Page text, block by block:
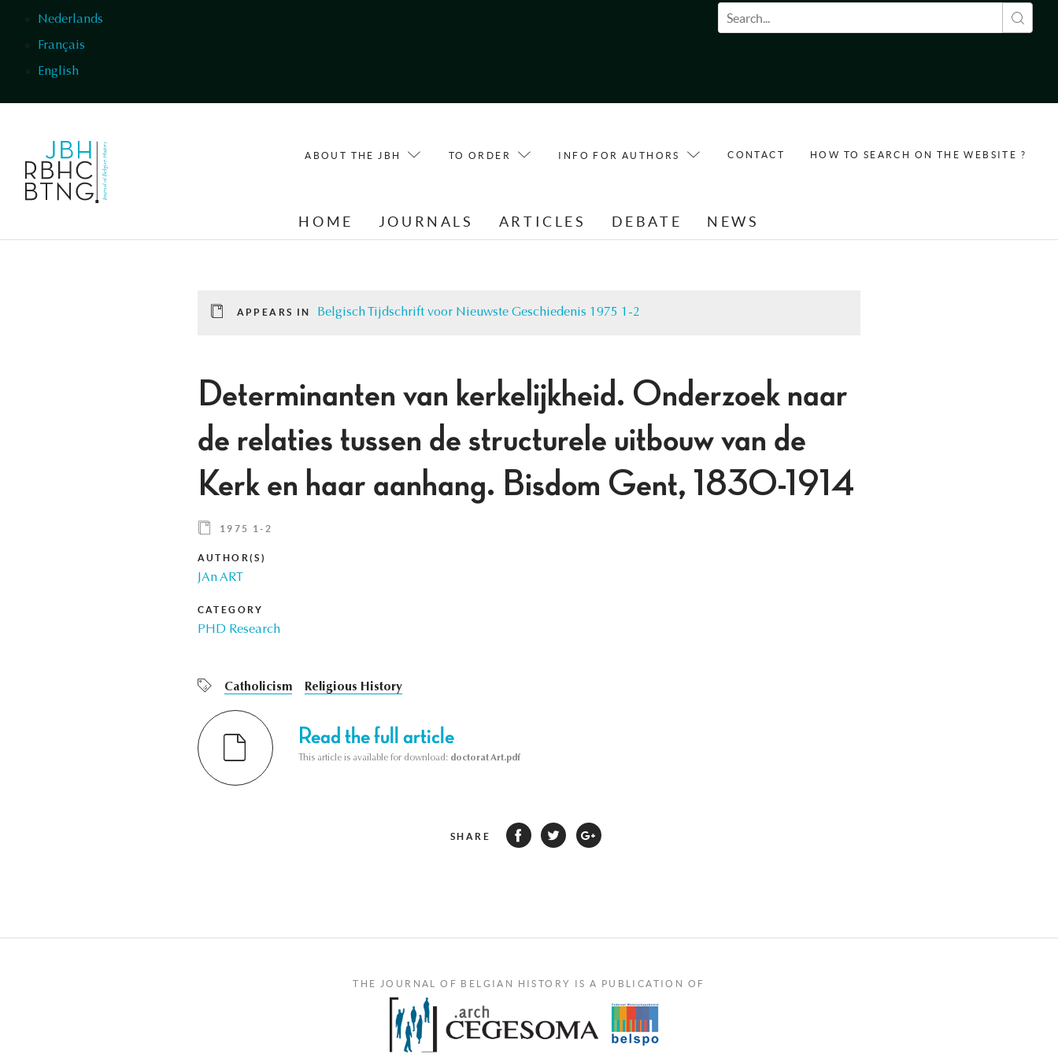
Nederlands
Français
English
Search form
ABOUT THE JBH TO ORDER INFO FOR AUTHORS CONTACT HOW TO SEARCH ON THE WEBSITE ?
HOME JOURNALS ARTICLES DEBATE NEWS
APPEARS IN Belgisch Tijdschrift voor Nieuwste Geschiedenis 1975 1-2
Determinanten van kerkelijkheid. Onderzoek naar
de relaties tussen de structurele uitbouw van de
Kerk en haar aanhang. Bisdom Gent, 1830-1914
1975 1-2
AUTHOR(S)
JAn ART
CATEGORY
PHD Research
Catholicism Religious History
Read the full article
This article is available for download: doctorat Art.pdf
SHARE
THE JOURNAL OF BELGIAN HISTORY IS A PUBLICATION OF